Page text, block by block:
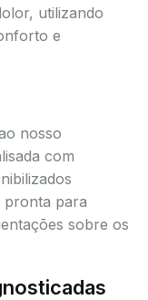
utilizando
e
nosso
com
pronta para
sobre os